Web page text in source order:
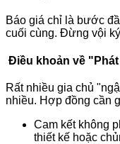
Báo giá chỉ là bước
cuối cùng. Đừng vội
Điều khoản về
Rất nhiều gia chủ
nhiều. Hợp đồng cần
Cam kết không
thiết kế hoặc